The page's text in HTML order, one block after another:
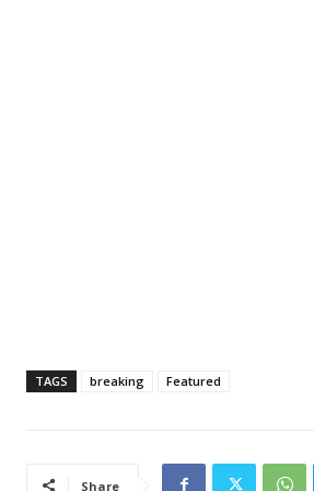
TAGS breaking Featured
Share